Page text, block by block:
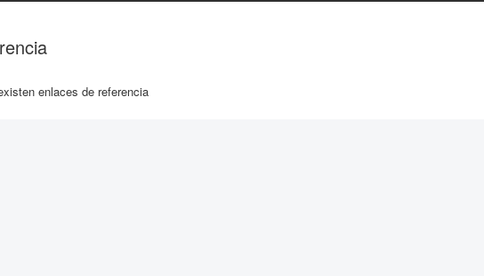
enlaces de referencia